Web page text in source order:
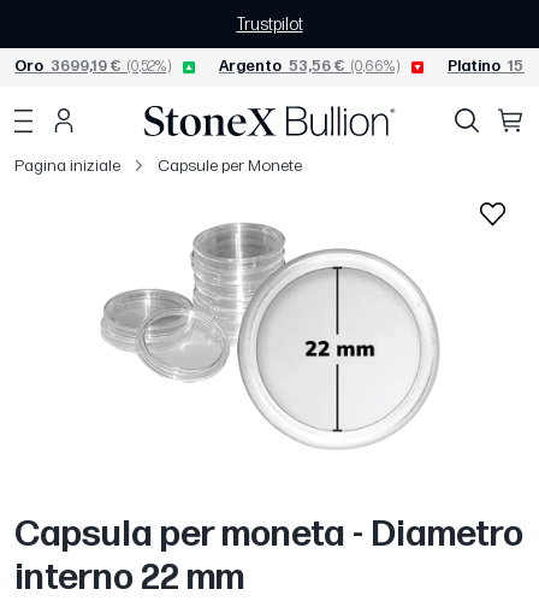
Trustpilot
Oro 3699,19 € (0,52%) Argento 53,56 € (0,66%) Platino
Pagina iniziale Capsule per Monete
Capsula per moneta - Diametro
interno 22 mm